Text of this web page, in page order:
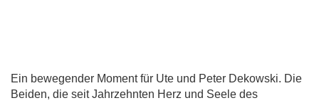
Ein bewegender Moment für Ute und Peter Dekowski. Die
Beiden, die seit Jahrzehnten Herz und Seele des